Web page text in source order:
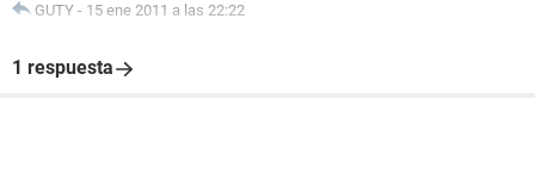
GUTY - 15 ene 2011 a las 22:22
1 respuesta